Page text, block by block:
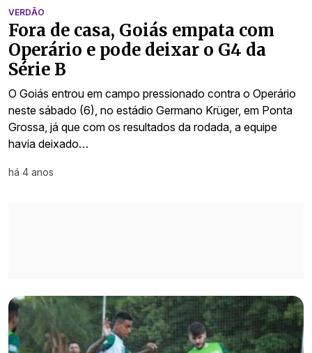
VERDÃO
Fora de casa, Goiás empata com
Operário e pode deixar o G4 da
Série B
O Goiás entrou em campo pressionado contra o Operário
neste sábado (6), no estádio Germano Krüger, em Ponta
Grossa, já que com os resultados da rodada, a equipe
havia deixado…
há 4 anos